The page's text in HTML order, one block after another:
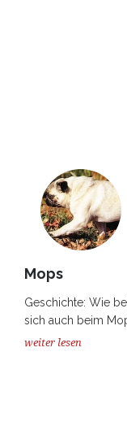
Mops
Geschichte: Wie
sich auch beim
weiter lesen